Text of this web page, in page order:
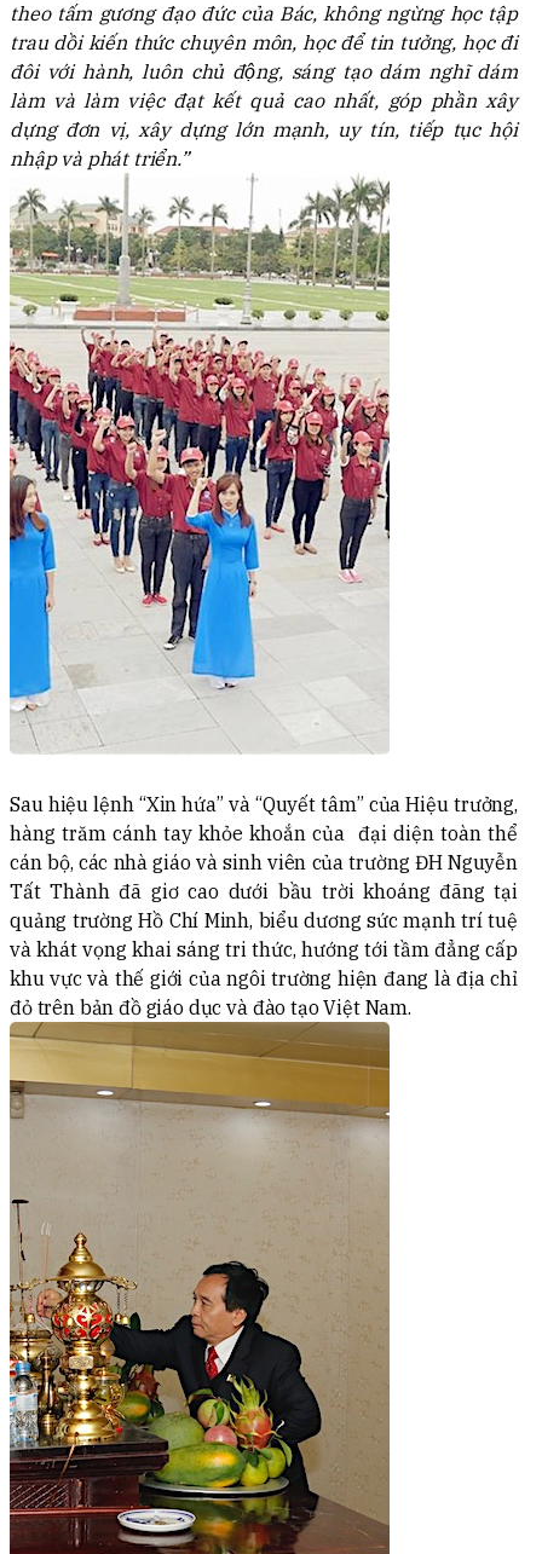
theo tấm gương đạo đức của Bác, không ngừng học tập
trau dồi kiến thức chuyên môn, học để tin tưởng, học đi
đôi với hành, luôn chủ động, sáng tạo dám nghĩ dám
làm và làm việc đạt kết quả cao nhất, góp phần xây
dựng đơn vị, xây dựng lớn mạnh, uy tín, tiếp tục hội
nhập và phát triển.”
Sau hiệu lệnh “Xin hứa” và “Quyết tâm” của Hiệu trưởng,
hàng trăm cánh tay khỏe khoắn của đại diện toàn thể
cán bộ, các nhà giáo và sinh viên của trường ĐH Nguyễn
Tất Thành đã giơ cao dưới bầu trời khoáng đãng tại
quảng trường Hồ Chí Minh, biểu dương sức mạnh trí tuệ
và khát vọng khai sáng tri thức, hướng tới tầm đẳng cấp
khu vực và thế giới của ngôi trường hiện đang là địa chỉ
đỏ trên bản đồ giáo dục và đào tạo Việt Nam.